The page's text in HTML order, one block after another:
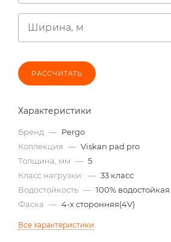
Ширина, м
РАССЧИТАТЬ
Характеристики
Бренд — Pergo
Коллекция — Viskan pad pro
Толщина, мм — 5
Класс нагрузки: — 33 класс
Водостойкость — 100%
Фаска — 4-х сторонняя(4V)
Все характеристики